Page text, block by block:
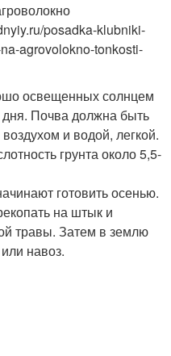
posadka-klubniki-
agrovolokno-tonkosti-
освещенных солнцем
дня. Почва должна быть
и водой, легкой.
грунта около 5,5-
готовить осенью.
на штык и
травы. Затем в землю
навоз.